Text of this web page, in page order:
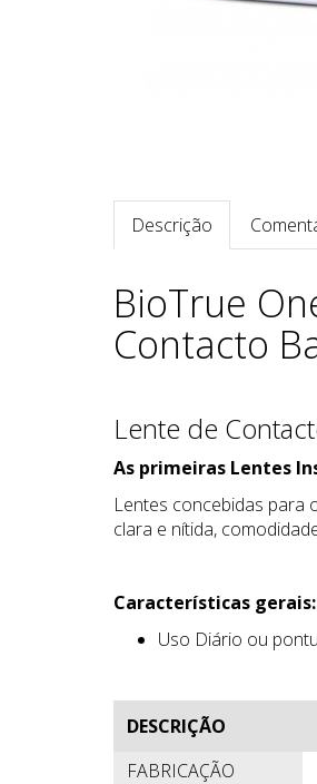
Descrição
BioTrue
Contacto
Lente de
As primeiras Lentes
Lentes concebidas para
clara e nítida,
Características gerais:
Uso Diário ou
DESCRIÇÃO
FABRICAÇÃO